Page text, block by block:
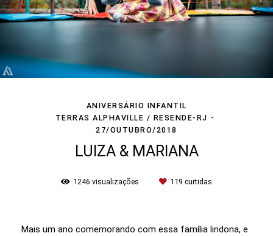
ANIVERSÁRIO INFANTIL
TERRAS ALPHAVILLE / RESENDE-RJ
27/OUTUBRO/2018
LUIZA & MARIANA
1246 visualizações 119 curtidas
Mais um ano comemorando com essa família lindona, e